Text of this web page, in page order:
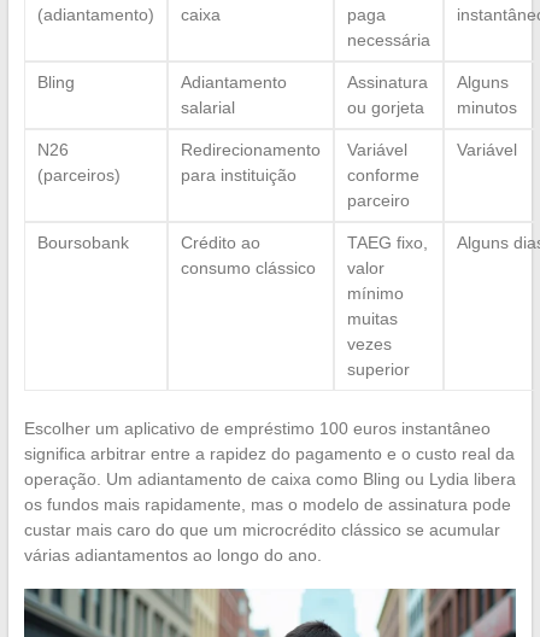
(adiantamento)
caixa
paga
necessária
Bling
Adiantamento
salarial
Assinatura
ou gorjeta
Alguns
minutos
N26
(parceiros)
Redirecionamento
para instituição
Variável
conforme
parceiro
Variável
Boursobank
Crédito ao
consumo clássico
TAEG fixo,
valor
mínimo
muitas
vezes
superior
Alguns
Escolher um aplicativo de empréstimo 100 euros instantâneo
significa arbitrar entre a rapidez do pagamento e o custo real da
operação. Um adiantamento de caixa como Bling ou Lydia libera
os fundos mais rapidamente, mas o modelo de assinatura pode
custar mais caro do que um microcrédito clássico se acumular
várias adiantamentos ao longo do ano.